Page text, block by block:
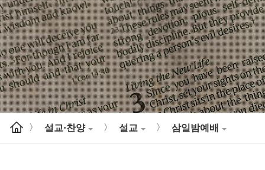
> 설교·찬양 > 설교 > 삼일밤예배